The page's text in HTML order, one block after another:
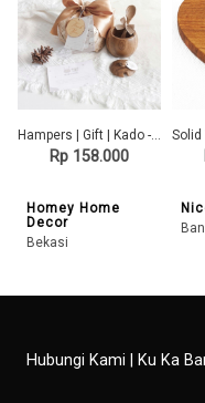
Hampers | Gift | Kado - Cutleries Kayu Jati Set 9
Rp 158.000
Homey Home
Decor
Bekasi
Hubungi Kami Ku Ka